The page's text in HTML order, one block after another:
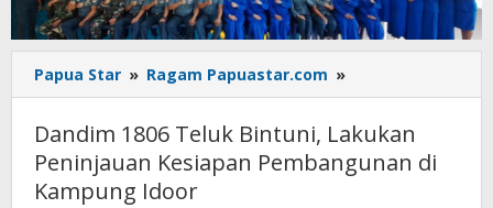
Papua Star » Ragam Papuastar.com »
1806
Bintuni,
Lakukan
Dandim 1806 Teluk Bintuni, Lakukan
Peninjauan Kesiapan Pembangunan di
Kampung Idoor